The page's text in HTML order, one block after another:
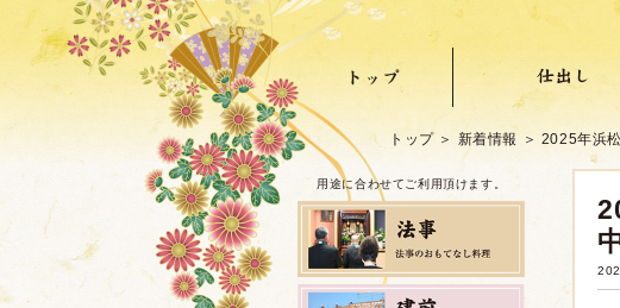
トップ 新着情報 2025年浜
用途に合わせてご利用頂けます。